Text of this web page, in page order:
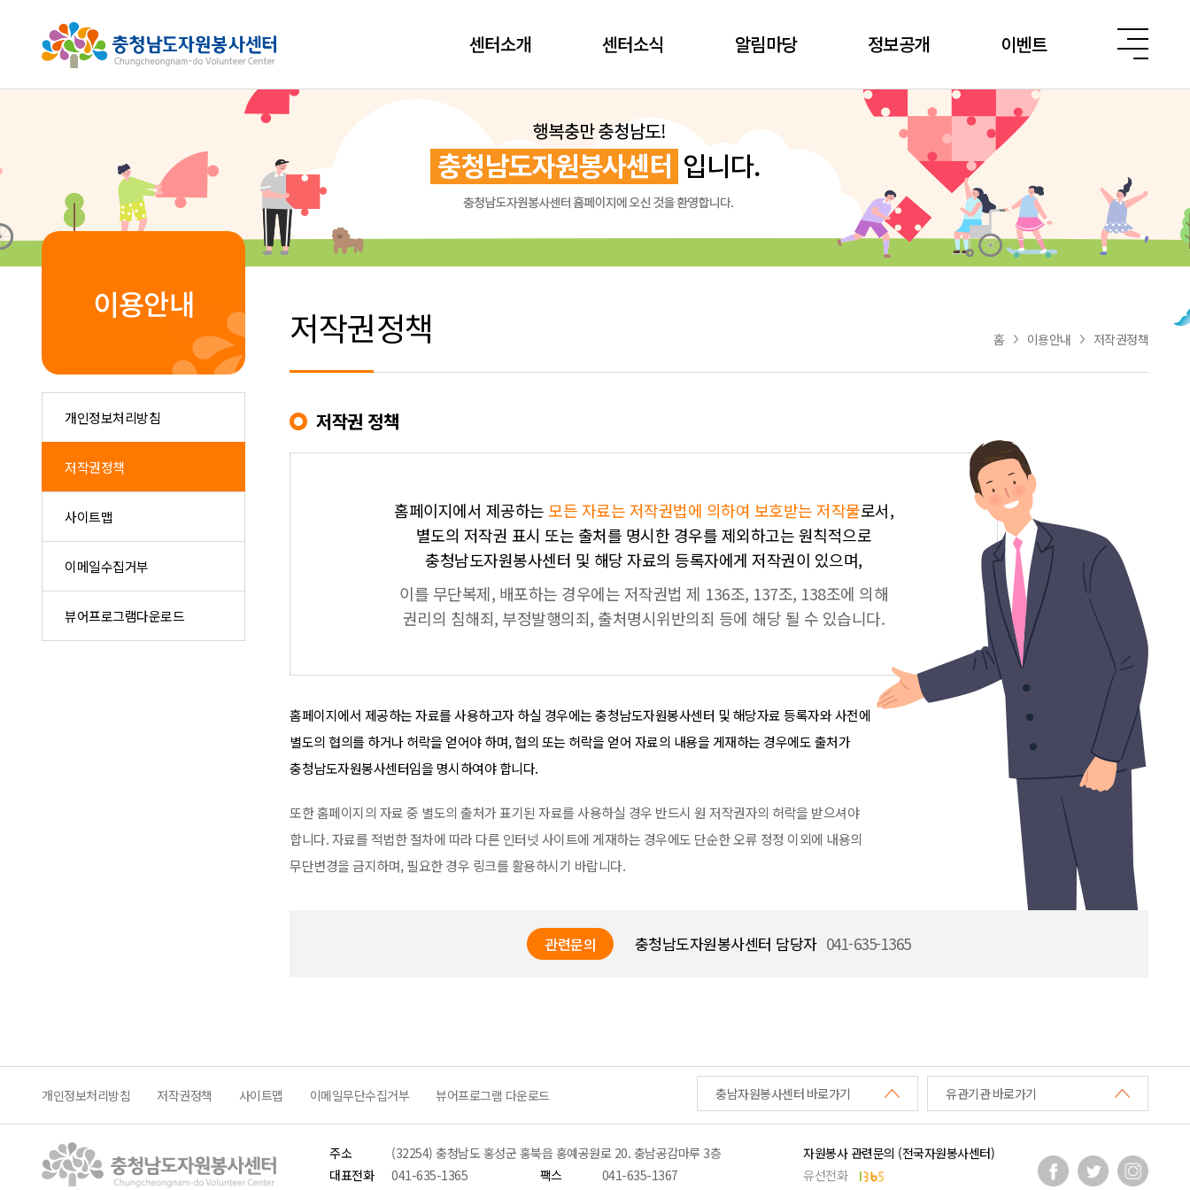
센터소개 센터소식 알림마당 정보공개 이벤트
이용안내
개인정보처리방침
저작권정책
사이트맵
이메일수집거부
뷰어프로그램다운로드
저작권정책 홈 이용안내 저작권정책
저작권 정책
홈페이지에서 제공하는 모든 자료는 저작권법에 의하여 보호받는 저작물로서,
별도의 저작권 표시 또는 출처를 명시한 경우를 제외하고는 원칙적으로
충청남도자원봉사센터 및 해당 자료의 등록자에게 저작권이 있으며,
이를 무단복제, 배포하는 경우에는 저작권법 제 136조, 137조, 138조에 의해
권리의 침해죄, 부정발행의죄, 출처명시위반의죄 등에 해당 될 수 있습니다.
홈페이지에서 제공하는 자료를 사용하고자 하실 경우에는 충청남도자원봉사센터 및 해당자료 등록자와 사전에
별도의 협의를 하거나 허락을 얻어야 하며, 협의 또는 허락을 얻어 자료의 내용을 게재하는 경우에도 출처가
충청남도자원봉사센터임을 명시하여야 합니다.
또한 홈페이지의 자료 중 별도의 출처가 표기된 자료를 사용하실 경우 반드시 원 저작권자의 허락을 받으셔야
합니다. 자료를 적법한 절차에 따라 다른 인터넷 사이트에 게재하는 경우에도 단순한 오류 정정 이외에 내용의
무단변경을 금지하며, 필요한 경우 링크를 활용하시기 바랍니다.
관련문의 충청남도자원봉사센터 담당자 041-635-1365
개인정보처리방침 저작권정책 사이트맵 이메일무단수집거부 뷰어프로그램 다운로드 충남자원봉사센터 바로가기 유관기관 바로가기
주소
(32254) 충청남도 홍성군 홍북읍 홍예공원로 20. 충남공감마루 3층
대표전화
041-635-1365 팩스
041-635-1367
자원봉사 관련문의 (전국자원봉사센터)
유선전화